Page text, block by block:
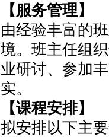
【服务管理】
由经验丰富的
境。班主任组
业研讨、参加
实。
【课程安排】
拟安排以下主